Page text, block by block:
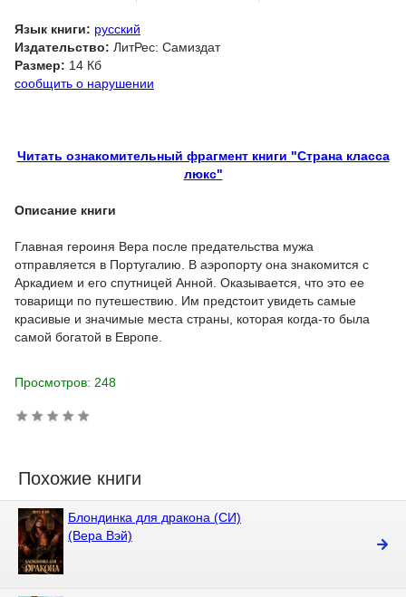
Язык книги: русский
Издательство: ЛитРес: Самиздат
Размер: 14 Кб
сообщить о нарушении
Читать ознакомительный фрагмент книги "Страна класса
люкс"
Описание книги
Главная героиня Вера после предательства мужа
отправляется в Португалию. В аэропорту она знакомится с
Аркадием и его спутницей Анной. Оказывается, что это ее
товарищи по путешествию. Им предстоит увидеть самые
красивые и значимые места страны, которая когда-то была
самой богатой в Европе.
Просмотров: 248
Похожие книги
Блондинка для дракона (СИ)
(Вера Вэй)